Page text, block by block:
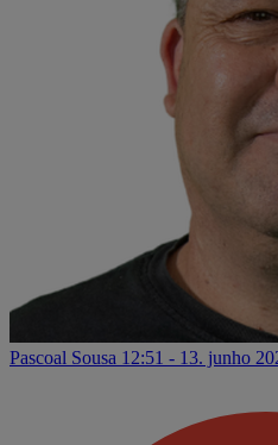
Pascoal Sousa 12:51 - 13. junho